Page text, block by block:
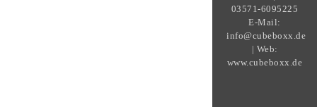
03571-6095225
E-Mail:
info@cubeboxx.de
| Web:
www.cubeboxx.de